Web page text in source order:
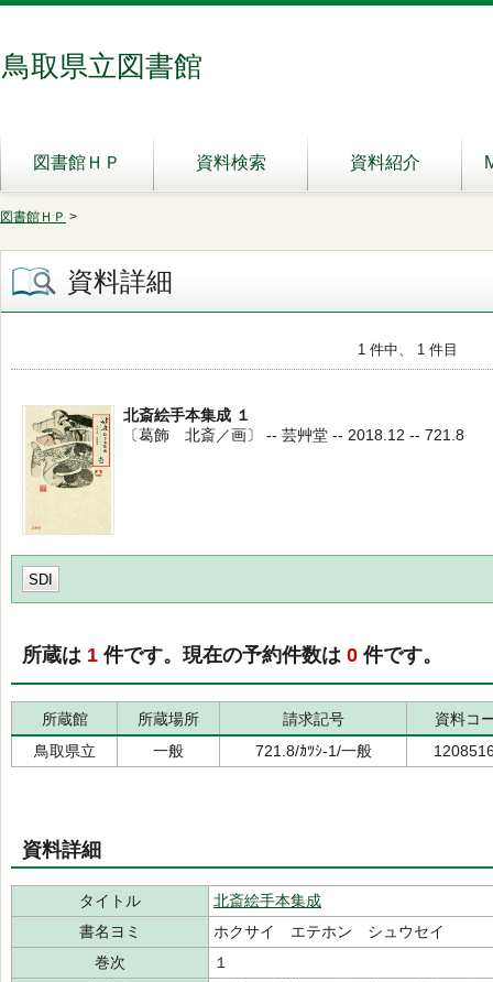
鳥取県立図書館
図書館ＨＰ 資料検索 資料紹介
図書館ＨＰ >
資料詳細
1 件中、 1 件目
北斎絵手本集成 １
〔葛飾 北斎／画〕 -- 芸艸堂 -- 2018.12 -- 721.8
SDI
所蔵は 1 件です。現在の予約件数は 0 件です。
所蔵館 所蔵場所 請求記号
資料コ
鳥取県立
一般 721.8/ｶﾂｼ-1/一般
資料詳細
タイトル
北斎絵手本集成
書名ヨミ
ホクサイ エテホン シュウセイ
巻次
１